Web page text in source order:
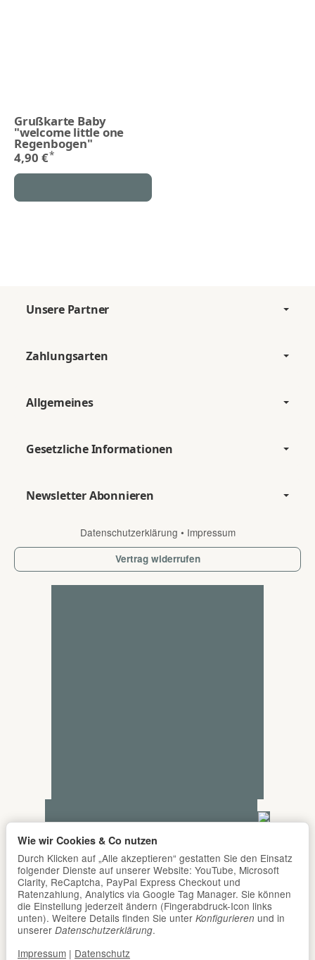
Grußkarte Baby
"welcome little one
Regenbogen"
4,90 €*
Unsere Partner
Zahlungsarten
Allgemeines
Gesetzliche Informationen
Newsletter Abonnieren
Datenschutzerklärung • Impressum
Vertrag widerrufen
Wie wir Cookies & Co nutzen
Durch Klicken auf „Alle akzeptieren“ gestatten Sie den Einsatz
folgender Dienste auf unserer Website: YouTube, Microsoft
Clarity, ReCaptcha, PayPal Express Checkout und
Ratenzahlung, Analytics via Google Tag Manager. Sie können
die Einstellung jederzeit ändern (Fingerabdruck-Icon links
unten). Weitere Details finden Sie unter Konfigurieren und in
unserer Datenschutzerklärung.
Impressum | Datenschutz